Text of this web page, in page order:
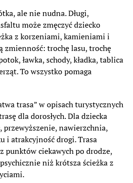
ale nie nudna. Długi,
może zmęczyć dziecko
z korzeniami, kamieniami i
zmienność: trochę lasu, trochę
ławka, schody, kładka, tablica
To wszystko pomaga
trasa” w opisach turystycznych
dla dorosłych. Dla dziecka
przewyższenie, nawierzchnia,
i atrakcyjność drogi. Trasa
punktów ciekawych po drodze,
niż krótsza ścieżka z